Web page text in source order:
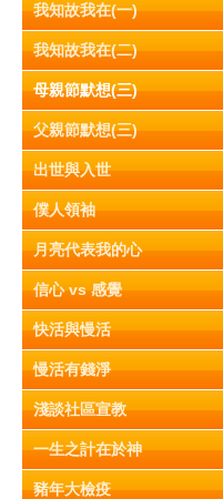
我知故我在(一)
我知故我在(二)
母親節默想(三)
父親節默想(三)
出世與入世
僕人領袖
月亮代表我的心
信心 vs 感覺
快活與慢活
慢活有錢淨
淺談社區宣教
一生之計在於神
豬年大檢疫